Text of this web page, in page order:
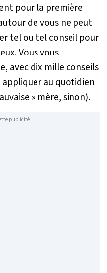
pour la première
de vous ne peut
tel ou tel conseil pour
Vous vous
avec dix mille conseils
au quotidien
» mère, sinon).
publicité